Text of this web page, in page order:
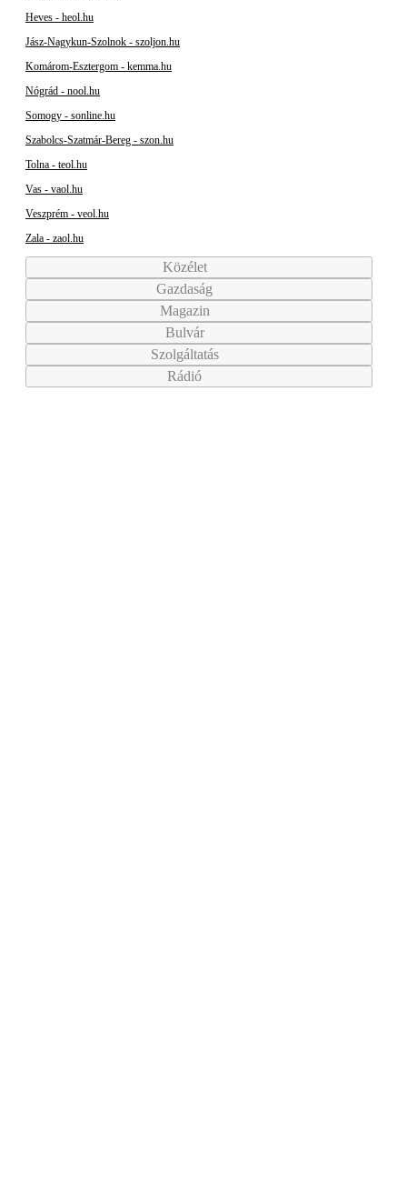
Heves - heol.hu
Jász-Nagykun-Szolnok - szoljon.hu
Komárom-Esztergom - kemma.hu
Nógrád - nool.hu
Somogy - sonline.hu
Szabolcs-Szatmár-Bereg - szon.hu
Tolna - teol.hu
Vas - vaol.hu
Veszprém - veol.hu
Zala - zaol.hu
Közélet
Gazdaság
Magazin
Bulvár
Szolgáltatás
Rádió